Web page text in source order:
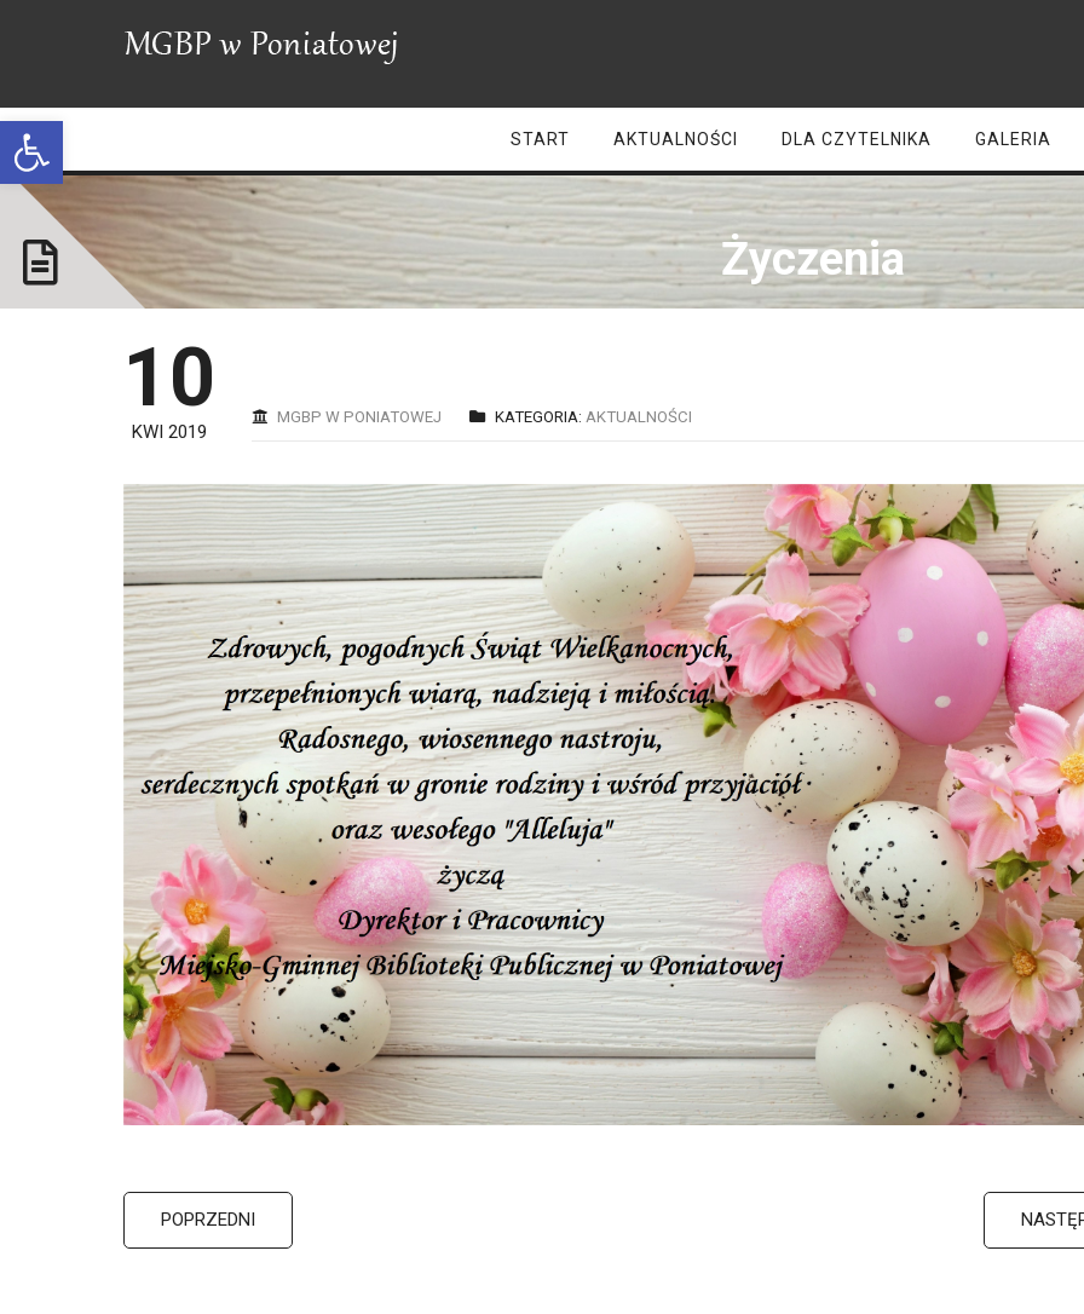
Open toolbar START AKTUALNOŚCI DLA CZYTELNIKA GALERIA
Życzenia
10
KWI 2019
MGBP W PONIATOWEJ KATEGORIA: AKTUALNOŚCI
POPRZEDNI